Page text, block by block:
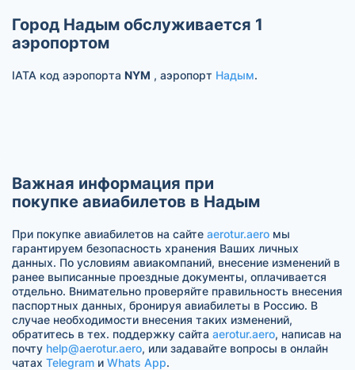
Город Надым обслуживается 1
аэропортом
IATA код аэропорта NYM , аэропорт Надым.
Важная информация при
покупке авиабилетов в Надым
При покупке авиабилетов на сайте aerotur.aero мы
гарантируем безопасность хранения Ваших личных
данных. По условиям авиакомпаний, внесение изменений в
ранее выписанные проездные документы, оплачивается
отдельно. Внимательно проверяйте правильность внесения
паспортных данных, бронируя авиабилеты в Россию. В
случае необходимости внесения таких изменений,
обратитесь в тех. поддержку сайта aerotur.aero, написав на
почту help@aerotur.aero, или задавайте вопросы в онлайн
чатах Telegram и Whats App.